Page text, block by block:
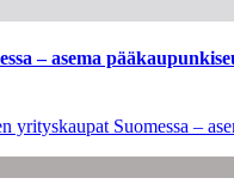
– asema
Suomessa –